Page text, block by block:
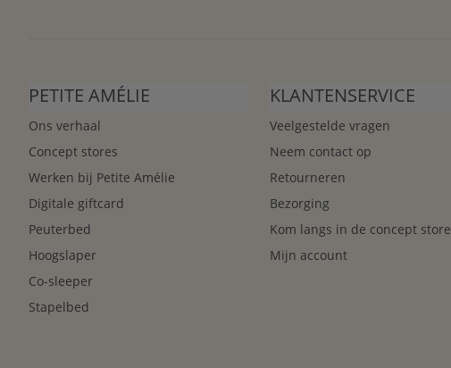
PETITE AMÉLIE
Ons verhaal
Concept stores
Werken bij Petite Amélie
Digitale giftcard
Peuterbed
Hoogslaper
Co-sleeper
Stapelbed
KLANTENSERVICE
Veelgestelde vragen
Neem contact op
Retourneren
Bezorging
Kom langs in de concept store
Mijn account